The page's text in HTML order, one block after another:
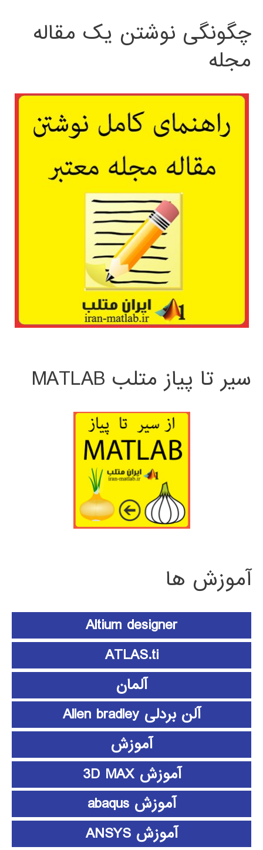
چگونگی نوشتن یک مقاله
مجله
سیر تا پیاز متلب MATLAB
آموزش ها
Altium designer
ATLAS.ti
آلمان
آلن بردلی Allen bradley
آموزش
آموزش 3D MAX
آموزش abaqus
آموزش ANSYS